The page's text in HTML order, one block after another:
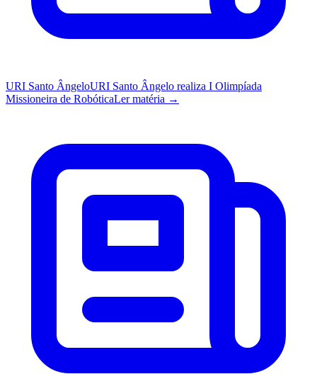
URI Santo ÂngeloURI Santo Ângelo realiza I Olimpíada
Missioneira de RobóticaLer matéria →